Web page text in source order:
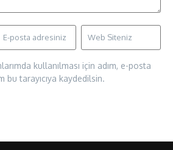
kullanılması için adım, e-posta
bu tarayıcıya kaydedilsin.